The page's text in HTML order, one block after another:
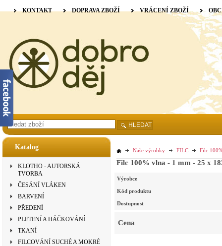
Katalog
KLOTHO - AUTORSKÁ
TVORBA
ČESÁNÍ VLÁKEN
BARVENÍ
PŘEDENÍ
PLETENÍ A HÁČKOVÁNÍ
TKANÍ
FILCOVÁNÍ SUCHÉ A MOKRÉ
Naše výrobky FILC Filc
Filc 100% vlna - 1 mm - 25 x
Výrobce
Kód produktu
Dostupnost
Cena
KONTAKT DOPRAVA ZBOŽÍ VRÁCENÍ ZBOŽÍ
HLEDAT